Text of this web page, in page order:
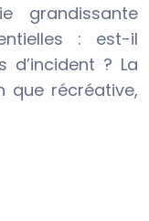
grandissante
: est-il
? La
que récréative,